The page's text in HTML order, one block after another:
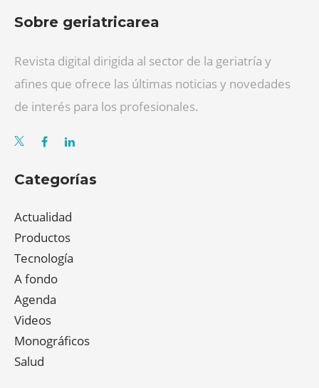
Sobre geriatricarea
Revista digital dirigida al sector de la geriatría y
afines que ofrece las últimas noticias y novedades
de interés para los profesionales.
Categorías
Actualidad
Productos
Tecnología
A fondo
Agenda
Videos
Monográficos
Salud